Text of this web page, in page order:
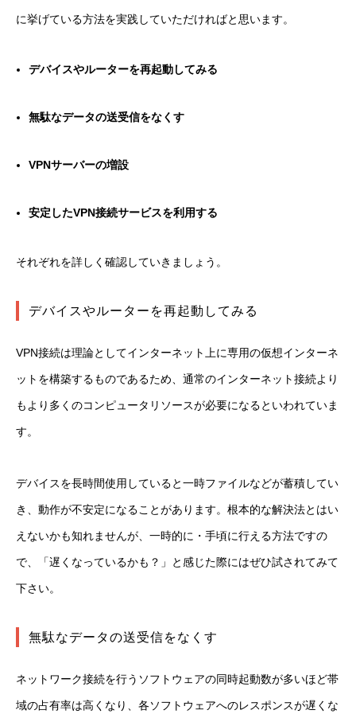
に挙げている方法を実践していただければと思います。
デバイスやルーターを再起動してみる
無駄なデータの送受信をなくす
VPNサーバーの増設
安定したVPN接続サービスを利用する
それぞれを詳しく確認していきましょう。
デバイスやルーターを再起動してみる
VPN接続は理論としてインターネット上に専用の仮想インターネ
ットを構築するものであるため、通常のインターネット接続より
もより多くのコンピュータリソースが必要になるといわれていま
す。
デバイスを長時間使用していると一時ファイルなどが蓄積してい
き、動作が不安定になることがあります。根本的な解決法とはい
えないかも知れませんが、一時的に・手頃に行える方法ですの
で、「遅くなっているかも？」と感じた際にはぜひ試されてみて
下さい。
無駄なデータの送受信をなくす
ネットワーク接続を行うソフトウェアの同時起動数が多いほど帯
域の占有率は高くなり、各ソフトウェアへのレスポンスが遅くな